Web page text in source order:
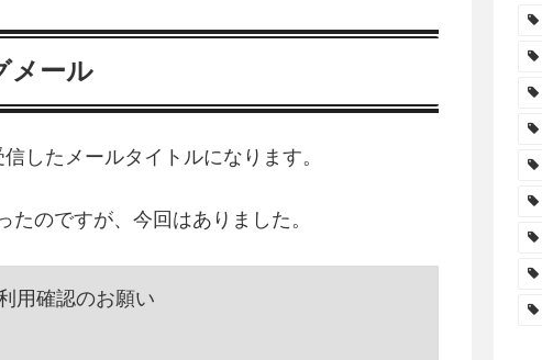
メール
したメールタイトルになります。
のですが、今回はありました。
用確認のお願い